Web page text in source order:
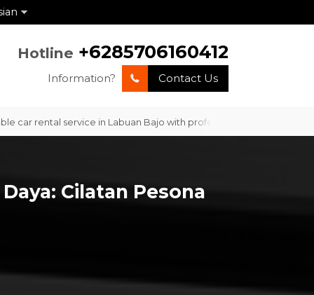
Hotline +6285706160412
Information? Contact Us
service in Labuan Bajo with professional service and competitive
Cilatan Pesona